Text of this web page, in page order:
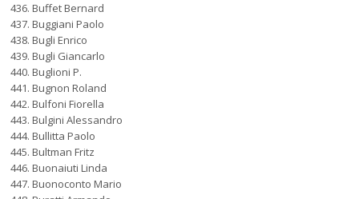
Buffet Bernard
Buggiani Paolo
Bugli Enrico
Bugli Giancarlo
Buglioni P.
Bugnon Roland
Bulfoni Fiorella
Bulgini Alessandro
Bullitta Paolo
Bultman Fritz
Buonaiuti Linda
Buonoconto Mario